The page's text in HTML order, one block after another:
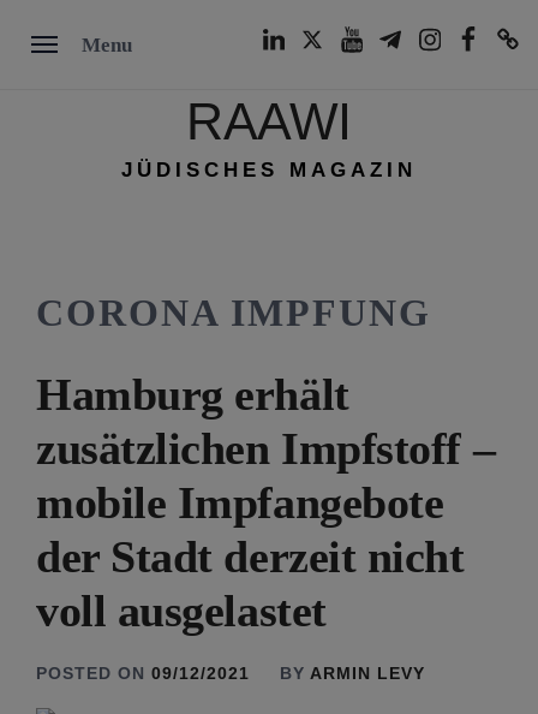
Menu
RAAWI
JÜDISCHES MAGAZIN
CORONA IMPFUNG
Hamburg erhält
zusätzlichen Impfstoff –
mobile Impfangebote
der Stadt derzeit nicht
voll ausgelastet
POSTED ON 09/12/2021 BY ARMIN LEVY